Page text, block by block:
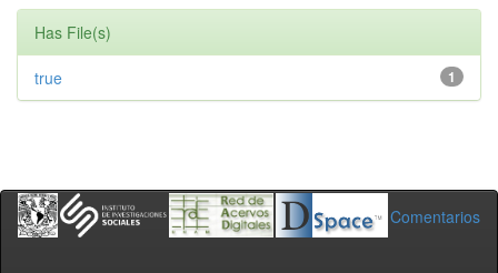
Has File(s)
1
true
Comentarios